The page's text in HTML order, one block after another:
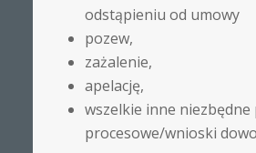
odstąpieniu od umowy
pozew,
zażalenie,
apelację,
wszelkie inne niezbędne
procesowe/wnioski